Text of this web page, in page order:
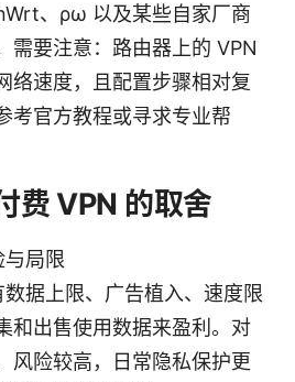
、ρω 以及某些自家厂商
需要注意：路由器上的 VPN
络速度，且配置步骤相对复
考官方教程或寻求专业帮
费 VPN 的取舍
与局限
据上限、广告植入、速度限
和出售使用数据来盈利。对
风险较高，日常隐私保护更